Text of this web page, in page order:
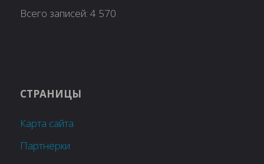
Всего записей:4 570
СТРАНИЦЫ
Карта сайта
Партнёрки